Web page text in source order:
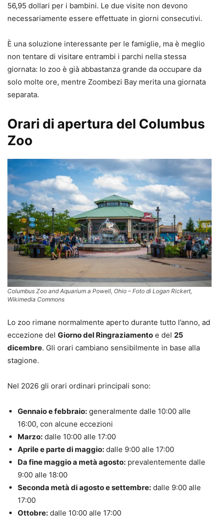
56,95 dollari per i bambini. Le due visite non devono
necessariamente essere effettuate in giorni consecutivi.
È una soluzione interessante per le famiglie, ma è meglio
non tentare di visitare entrambi i parchi nella stessa
giornata: lo zoo è già abbastanza grande da occupare da
solo molte ore, mentre Zoombezi Bay merita una giornata
separata.
Orari di apertura del Columbus
Zoo
Columbus Zoo and Aquarium a Powell, Ohio – Foto di Logan Rickert,
Wikimedia Commons
Lo zoo rimane normalmente aperto durante tutto l’anno, ad
eccezione del Giorno del Ringraziamento e del 25
dicembre. Gli orari cambiano sensibilmente in base alla
stagione.
Nel 2026 gli orari ordinari principali sono:
Gennaio e febbraio: generalmente dalle 10:00 alle
16:00, con alcune eccezioni
Marzo: dalle 10:00 alle 17:00
Aprile e parte di maggio: dalle 9:00 alle 17:00
Da fine maggio a metà agosto: prevalentemente dalle
9:00 alle 18:00
Seconda metà di agosto e settembre: dalle 9:00 alle
17:00
Ottobre: dalle 10:00 alle 17:00